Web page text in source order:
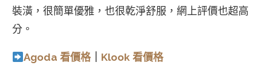
裝潢，很簡單優雅，也很乾淨舒服，網上評價也超高
分。
Agoda 看價格｜ Klook 看價格